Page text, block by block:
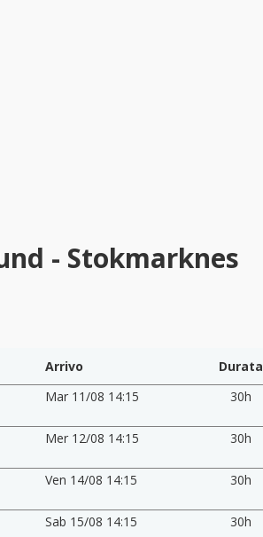
- Stokmarknes
Arrivo
Durata
Mar 11/08 14:15 30h
Mer 12/08 14:15 30h
Ven 14/08 14:15 30h
Sab 15/08 14:15 30h